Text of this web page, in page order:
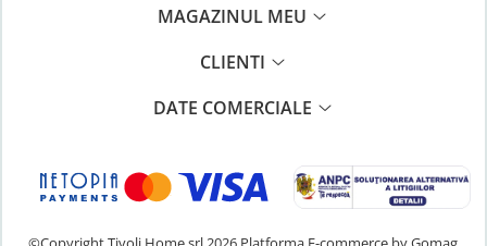
MAGAZINUL MEU
CLIENTI
DATE COMERCIALE